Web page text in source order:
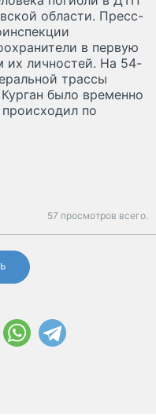
области. Пресс-
в первую
их личностей. На 54-
трассы
было временно
по
57 просмотров всего.